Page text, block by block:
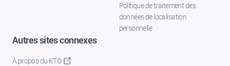
Politique de traitement des
données de localisation
personnelle
Autres sites connexes
À propos du KTO